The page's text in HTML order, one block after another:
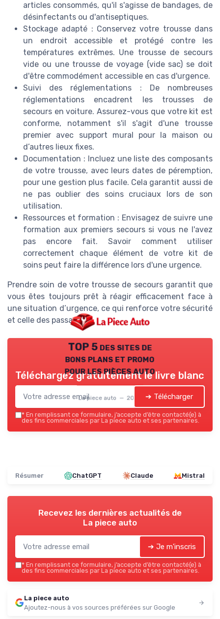
articles consommés, qu'il s'agisse de bandages, de
désinfectants ou d'antiseptiques.
Stockage adapté : Conservez votre trousse dans
un endroit accessible et protégé contre les
températures extrêmes. Une trousse de secours
vide ou une trousse de voyage (vide sac) se doit
d'être commodément accessible en cas d'urgence.
Suivi des réglementations : De nombreuses
réglementations encadrent les trousses de
secours en voiture. Assurez-vous que votre kit est
conforme, notamment s'il s'agit d'une trousse
premier avec support mural pour la maison ou
d’autres lieux fixes.
Documentation : Incluez une liste des composants
de votre trousse, avec leurs dates de péremption,
pour une gestion plus facile. Cela garantit aussi de
ne pas oublier des soins cruciaux lors de son
utilisation.
Ressources et formation : Envisagez de suivre une
formation aux premiers secours si vous ne l'avez
pas encore fait. Savoir comment utiliser
correctement chaque élément de votre kit de
soins peut faire la différence lors d'une urgence.
Prendre soin de votre trousse de secours garantit que
vous êtes toujours prêt à réagir efficacement face à
une situation d’urgence, ce qui renforce votre sécurité
et celle des passagers.
TOP 5 des sites de
bons plans et promo
pour les pièces auto
La piece auto — 2026
Téléchargez gratuitement le livre blanc
➔ Télécharger
* En remplissant ce formulaire, j’accepte d’être contacté(e) à
des fins commerciales par La piece auto et ses partenaires.
Résumer ChatGPT Claude Mistral
Recevez les dernières actualités de
La piece auto
➔ Je m'inscris
* En remplissant ce formulaire, j’accepte d’être contacté(e) à
des fins commerciales par La piece auto et ses partenaires.
La piece auto
Ajoutez-nous à vos sources préférées sur Google